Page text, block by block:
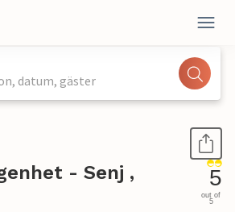
datum, gäster
- Senj ,
5
out of
5